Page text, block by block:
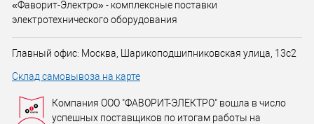
«Фаворит-Электро» - комплексные поставки
электротехнического оборудования
Главный офис: Москва, Шарикоподшипниковская улица, 13с2
Склад самовывоза на карте
Компания ООО "ФАВОРИТ-ЭЛЕКТРО" вошла в число
успешных поставщиков по итогам работы на